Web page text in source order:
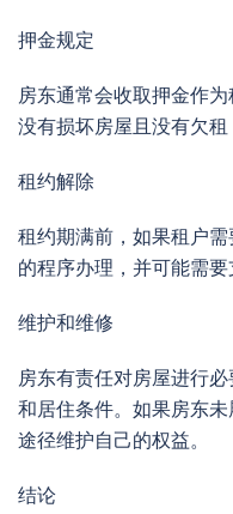
押金规定
房东通常会收取押金作
没有损坏房屋且没有欠租
租约解除
租约期满前，如果租户
的程序办理，并可能需要
维护和维修
房东有责任对房屋进行
和居住条件。如果房东
途径维护自己的权益。
结论